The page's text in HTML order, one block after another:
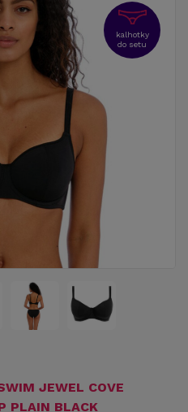
kalhotky
do setu
JEWEL COVE
PLAIN BLACK